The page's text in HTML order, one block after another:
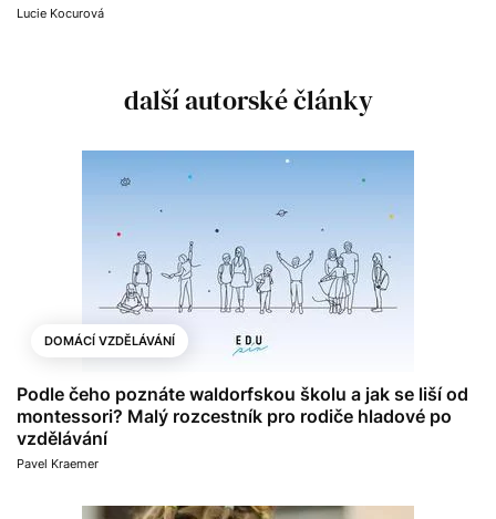
Lucie Kocurová
další autorské články
DOMÁCÍ VZDĚLÁVÁNÍ
Podle čeho poznáte waldorfskou školu a jak se liší od
montessori? Malý rozcestník pro rodiče hladové po
vzdělávání
Pavel Kraemer